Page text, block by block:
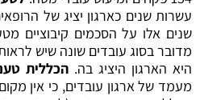
עשרות שנים כארגון יציג של
שנים אלו על הסכמים קיבוציים
מדובר בסוג עובדים שונה שיש
היא הארגון היציג בה. הכללית
מעמד של ארגון עובדים, כי אין